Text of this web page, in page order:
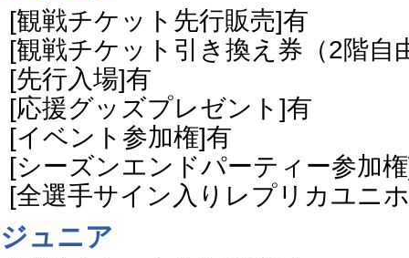
[観戦チケット先行販売]有
[観戦チケット引き換え券（2階自
[先行入場]有
[応援グッズプレゼント]有
[イベント参加権]有
[シーズンエンドパーティー参加
[全選手サイン入りレプリカユニ
ジュニア